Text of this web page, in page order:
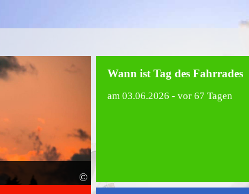
©
Wann ist Tag des Fahrrades
am03.06.2026 - vor 67 Tagen